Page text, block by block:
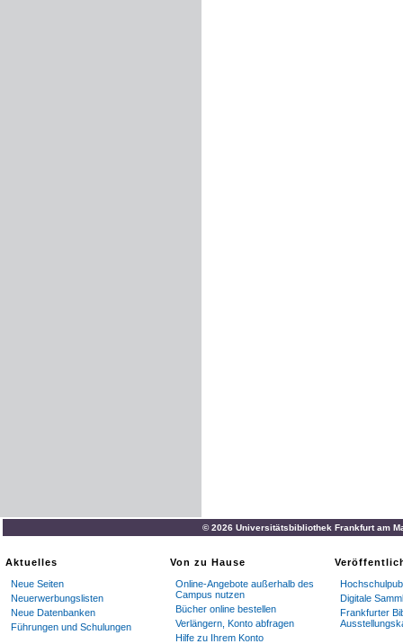
© 2026 Universitätsbibliothek Frankfurt am
Aktuelles
Neue Seiten
Neuerwerbungslisten
Neue Datenbanken
Führungen und Schulungen
Von zu Hause
Online-Angebote außerhalb des
Campus nutzen
Bücher online bestellen
Verlängern, Konto abfragen
Hilfe zu Ihrem Konto
Digitale
Frankfurter